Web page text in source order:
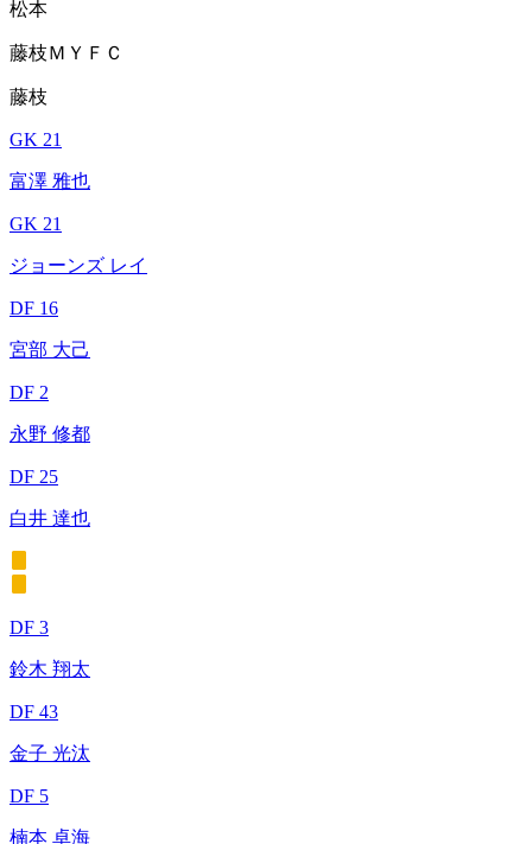
松本
藤枝ＭＹＦＣ
藤枝
GK 21
富澤 雅也
GK 21
ジョーンズ レイ
DF 16
宮部 大己
DF 2
永野 修都
DF 25
白井 達也
DF 3
鈴木 翔太
DF 43
金子 光汰
DF 5
楠本 卓海